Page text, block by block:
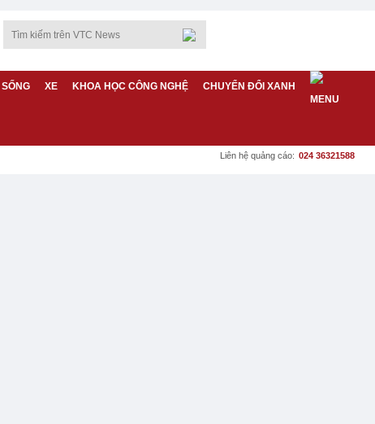
XE KHOA HỌC CÔNG NGHỆ CHUYỂN ĐỔI XANH
Liên hệ quảng cáo: 024 36321588